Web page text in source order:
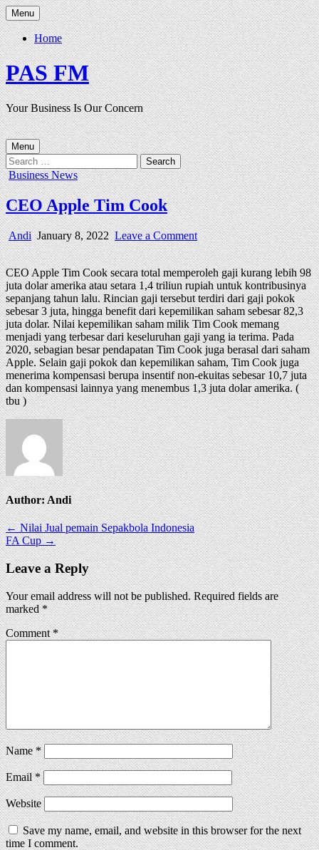
Skip
to
content
Menu
Home
PAS FM
Your Business Is Our Concern
Menu
Search
for:
Posted
in
Business News
CEO Apple Tim Cook
Author:
Andi Published
Date:
January 8, 2022 Leave a Commenton
CEO
Apple
Tim
Cook
CEO Apple Tim Cook secara total memperoleh gaji kurang lebih 98
juta dolar amerika atau setara 1,4 triliun rupiah untuk kontribusinya
sepanjang tahun lalu. Rincian gaji tersebut terdiri dari gaji pokok
sebesar 3 juta, hingga benefit dari kepemilikan saham sebesar 82,3
juta dolar. Nilai kepemilikan saham milik Tim Cook memang
menjadi yang terbesar dari keseluruhan gaji yang ia terima. Pada
2020, sebagian besar pendapatan Tim Cook juga berasal dari saham
Apple. Selain gaji pokok dan kepemilikan saham, Tim Cook juga
menerima kompensasi berupa insentif non-ekuitas sebesar 10,7 juta
dan kompensasi lainnya yang menembus 1,3 juta dolar amerika. (
tbu )
Author:Andi
Post
navigation
← Nilai Jual pemain Sepakbola Indonesia
FA Cup →
Leave a Reply
Your email address will not be published. Required fields are
marked*
Comment*
Name*
Email*
Website
Save my name, email, and website in this browser for the next
time I comment.